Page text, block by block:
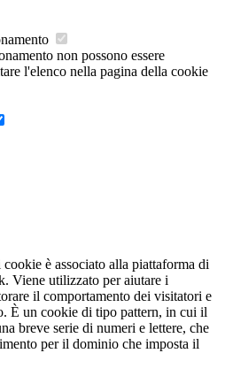
non possono essere
l'elenco nella pagina della cookie
è associato alla piattaforma di
Viene utilizzato per aiutare i
il comportamento dei visitatori e
È un cookie di tipo pattern, in cui il
breve serie di numeri e lettere, che
per il dominio che imposta il